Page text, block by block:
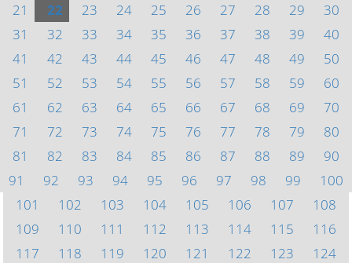
21
22 23 24 25 26 27 28 29
30
31
32 33 34 35 36 37 38 39
40
41
42 43 44 45 46 47 48 49
50
51
52 53 54 55 56 57 58 59
60
61
62 63 64 65 66 67 68 69
70
71
72 73 74 75 76 77 78 79
80
81
82 83 84 85 86 87 88 89
90
91
92 93 94 95 96 97 98 99
100
101
102 103 104 105 106 107
108
109
110 111 112 113 114 115
116
117
118 119 120 121 122 123
124